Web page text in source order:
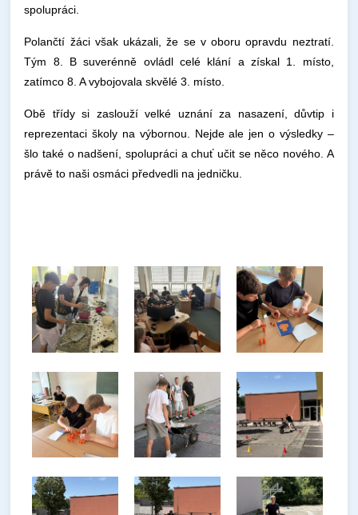
spolupráci.
Polančtí žáci však ukázali, že se v oboru opravdu neztratí.
Tým 8. B suverénně ovládl celé klání a získal 1. místo,
zatímco 8. A vybojovala skvělé 3. místo.
Obě třídy si zaslouží velké uznání za nasazení, důvtip i
reprezentaci školy na výbornou. Nejde ale jen o výsledky –
šlo také o nadšení, spolupráci a chuť učit se něco nového. A
právě to naši osmáci předvedli na jedničku.